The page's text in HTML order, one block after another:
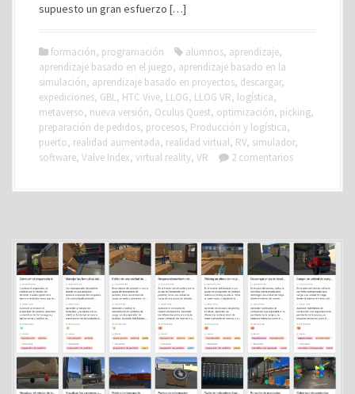
supuesto un gran esfuerzo […]
formación, programación alumnos, aprendizaje,
aprendizaje basado en el juego, aprendizaje basado en la
simulación, aprendizaje basado en proyectos, descargar,
expediciones, GBL, HTC Vive, LLOG, LLOG VR, logística,
metaverso, nueva versión, Oculus Quest, optimización, picking,
preparación de pedidos, procesos, Producción y logística,
puerto, realidad aumentada, realidad virtual, RV, simulador,
software, Valve Index, virtual reality, VR 2 comentarios